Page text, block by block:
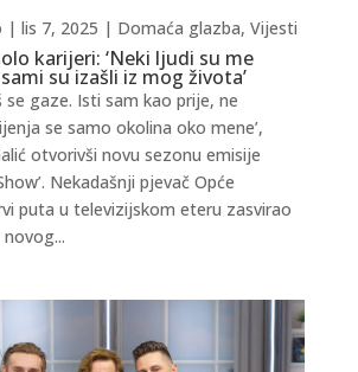
karijeri: ‘Neki ljudi su me
su izašli iz mog života’
| lis 7, 2025 | Domaća glazba, Vijesti
se gaze. Isti sam kao prije, ne
se samo okolina oko mene’,
otvorivši novu sezonu emisije
Nekadašnji pjevač Opće
puta u televizijskom eteru zasvirao